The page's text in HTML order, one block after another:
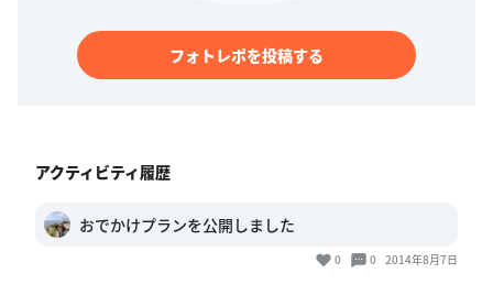
フォトレポを投稿する
アクティビティ履歴
おでかけプランを公開しました
0 0 2014年8月7日